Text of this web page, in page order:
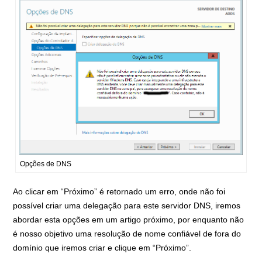
Opções de DNS
Ao clicar em “Próximo” é retornado um erro, onde não foi
possível criar uma delegação para este servidor DNS, iremos
abordar esta opções em um artigo próximo, por enquanto não
é nosso objetivo uma resolução de nome confiável de fora do
domínio que iremos criar e clique em “Próximo”.